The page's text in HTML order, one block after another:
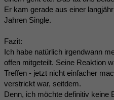
Er kam gerade aus einer
Jahren Single.
Fazit:
Ich habe natürlich irgendwann
offen mitgeteilt. Seine Reaktion
Treffen - jetzt nicht einfacher
verstrickt war, seitdem.
Denn, ich möchte definitiv keine